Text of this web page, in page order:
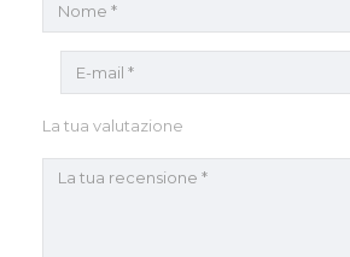
La tua valutazione